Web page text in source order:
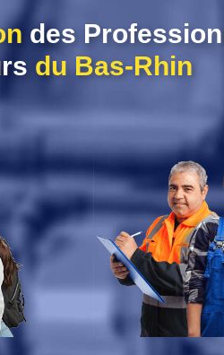
des
du Bas-Rhin